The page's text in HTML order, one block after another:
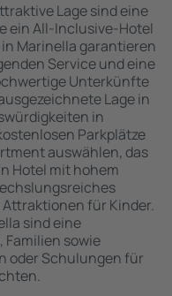
Lage sind eine
ein All-Inclusive-Hotel
Marinella garantieren
Service und eine
Unterkünfte
Lage in
in
Parkplätze
auswählen, das
Hotel mit hohem
Attraktionen für Kinder.
sind eine
Familien sowie
oder Schulungen für